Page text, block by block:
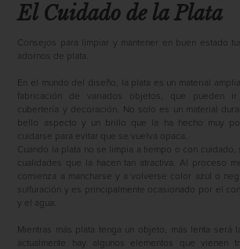
El Cuidado de la Plata
Consejos para limpiar y mantener en buen estado
adornos de plata.
En el mundo del diseño, la plata es un material
fabricación de variados objetos, que pueden
cubertería y decoración. No solo es un material
bello aspecto y un brillo que la ha hecho muy
cuidarse para evitar que se vuelva opaca.
Cuando la plata no se limpia a tiempo o con cuidado,
cualidades que la hacen tan atractiva. Al proceso
comienza a mancharse y a volverse color azul o
sulfuración y es principalmente ocasionado por el
y el agua.
Mientras más plata tenga un objeto, más lenta será
actualmente hay algunos elementos que vienen